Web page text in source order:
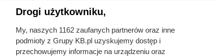
Auschwitz. Odtajnione zdjęcia
pokazują, co działo się przed
szubienicą
Drogi użytkowniku,
My, naszych 1162 zaufanych partnerów oraz inne
podmioty z Grupy KB.pl uzyskujemy dostęp i
przechowujemy informacje na urządzeniu oraz